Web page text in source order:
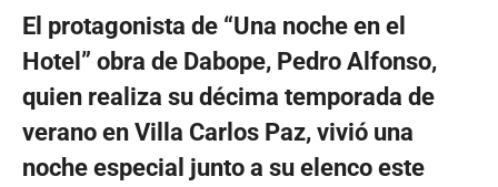
El protagonista de “Una noche en el
Hotel” obra de Dabope, Pedro Alfonso,
quien realiza su décima temporada de
verano en Villa Carlos Paz, vivió una
noche especial junto a su elenco este